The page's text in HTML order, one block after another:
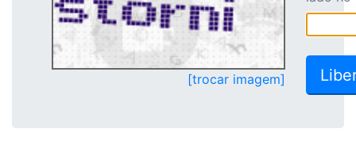
[trocar imagem]